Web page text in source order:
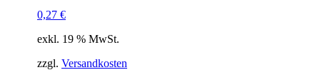
0,27 €
exkl. 19 % MwSt.
zzgl. Versandkosten